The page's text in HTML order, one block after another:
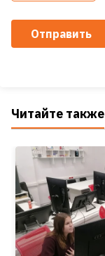
Отправить
Читайте также